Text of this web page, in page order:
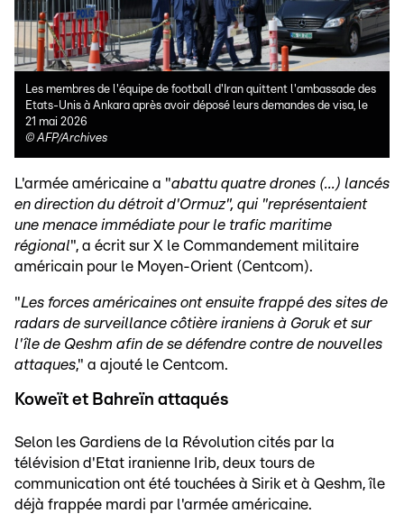
Les membres de l'équipe de football d'Iran quittent l'ambassade des
Etats-Unis à Ankara après avoir déposé leurs demandes de visa, le
21 mai 2026
©AFP/Archives
L'armée américaine a "abattu quatre drones (...) lancés
en direction du détroit d'Ormuz", qui "représentaient
une menace immédiate pour le trafic maritime
régional", a écrit sur X le Commandement militaire
américain pour le Moyen-Orient (Centcom).
"Les forces américaines ont ensuite frappé des sites de
radars de surveillance côtière iraniens à Goruk et sur
l'île de Qeshm afin de se défendre contre de nouvelles
attaques," a ajouté le Centcom.
Koweït et Bahreïn attaqués
Selon les Gardiens de la Révolution cités par la
télévision d'Etat iranienne Irib, deux tours de
communication ont été touchées à Sirik et à Qeshm, île
déjà frappée mardi par l'armée américaine.